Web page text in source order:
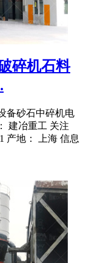
碎机石料
备砂石中碎机电
建冶重工 关注
产地： 上海 信息